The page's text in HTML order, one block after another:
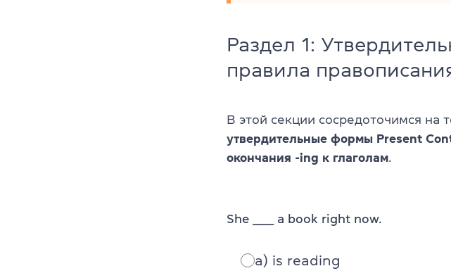
Раздел 1:
правила
В этой секции сосредоточимся на
утвердительные формы Present
окончания -ing к глаголам.
She ______ a book right now.
a) is reading